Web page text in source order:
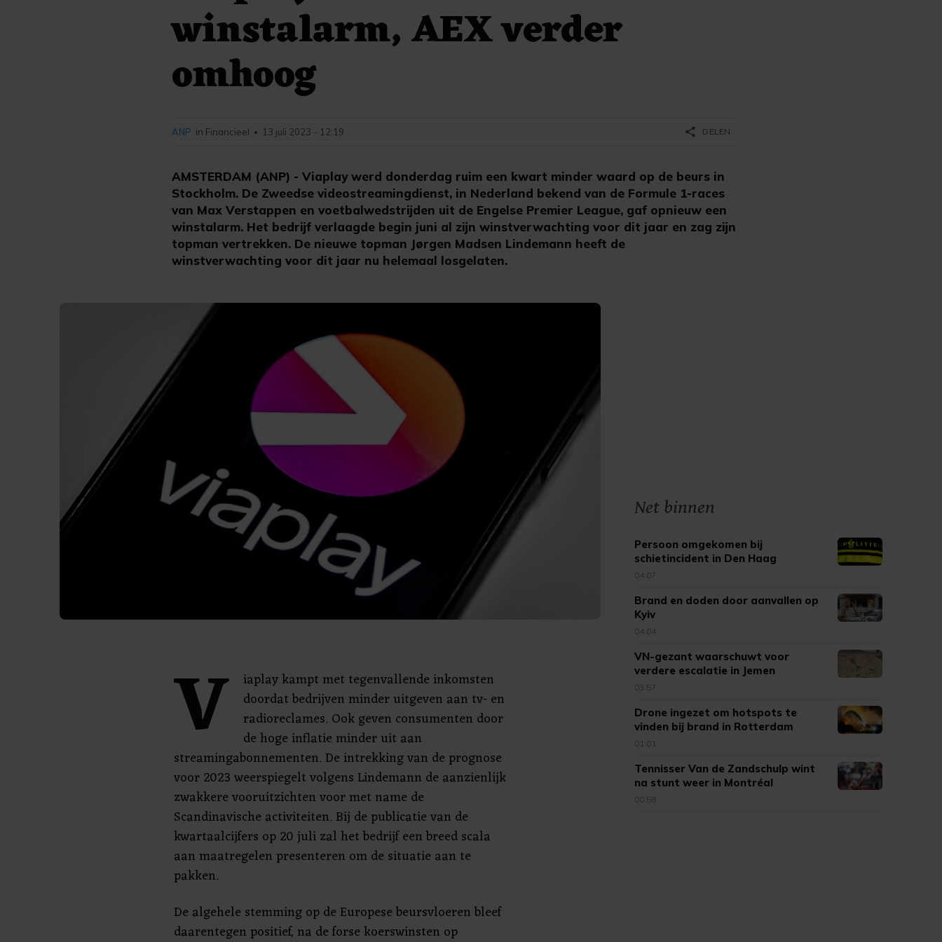
winstalarm, AEX verder
omhoog
AMSTERDAM (ANP) - Viaplay werd donderdag ruim een kwart minder waard op de beurs in
Stockholm. De Zweedse videostreamingdienst, in Nederland bekend van de Formule 1-races
van Max Verstappen en voetbalwedstrijden uit de Engelse Premier League, gaf opnieuw een
winstalarm. Het bedrijf verlaagde begin juni al zijn winstverwachting voor dit jaar en zag zijn
topman vertrekken. De nieuwe topman Jørgen Madsen Lindemann heeft de
winstverwachting voor dit jaar nu helemaal losgelaten.
ANP in Financieel • 13 juli 2023 - 12:19 share DELEN
V
iaplay kampt met tegenvallende inkomsten
doordat bedrijven minder uitgeven aan tv- en
radioreclames. Ook geven consumenten door
de hoge inflatie minder uit aan
streamingabonnementen. De intrekking van de prognose
voor 2023 weerspiegelt volgens Lindemann de aanzienlijk
zwakkere vooruitzichten voor met name de
Scandinavische activiteiten. Bij de publicatie van de
kwartaalcijfers op 20 juli zal het bedrijf een breed scala
aan maatregelen presenteren om de situatie aan te
pakken.
De algehele stemming op de Europese beursvloeren bleef
daarentegen positief, na de forse koerswinsten op
Net binnen
Persoon omgekomen bij
schietincident in Den Haag
04:07
Brand en doden door aanvallen op
Kyiv
04:04
VN-gezant waarschuwt voor
verdere escalatie in Jemen
03:57
Drone ingezet om hotspots te
vinden bij brand in Rotterdam
01:01
Tennisser Van de Zandschulp wint
na stunt weer in Montréal
00:58